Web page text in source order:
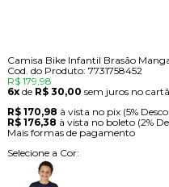
Camisa Bike Infantil Brasão
Cod. do Produto: 7731758452
R$ 179,98
6xde R$ 30,00 sem juros no
R$ 170,98 à vista no pix (5%
R$ 176,38 à vista no boleto (2%
Mais formas de pagamento
Selecione a Cor: